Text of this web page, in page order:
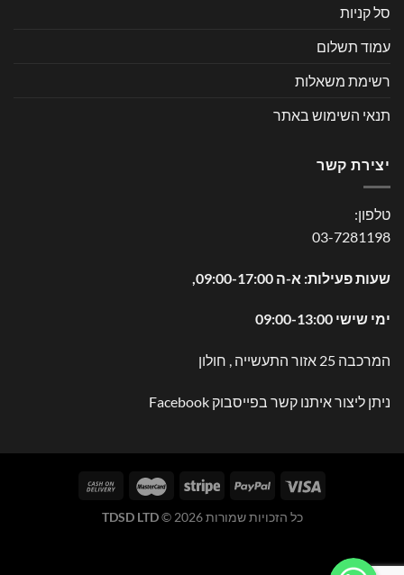
סל קניות
עמוד תשלום
רשימת משאלות
תנאי השימוש באתר
יצירת קשר
טלפון:
03-7281198
שעות פעילות: א-ה 09:00-17:00,
ימי שישי 09:00-13:00
המרכבה 25 אזור התעשייה , חולון
ניתן ליצור איתנו קשר בפייסבוק Facebook
כל הזכויות שמורות 2026 © TDSD LTD
WhatsApp